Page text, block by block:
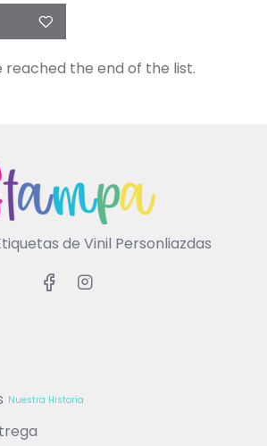
reached the end of the list.
de Vinil Personliazdas
Nuestra Historia